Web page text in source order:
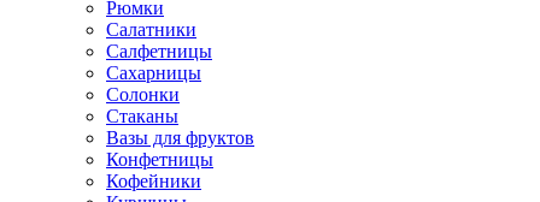
Рюмки
Салатники
Салфетницы
Сахарницы
Солонки
Стаканы
Вазы для фруктов
Конфетницы
Кофейники